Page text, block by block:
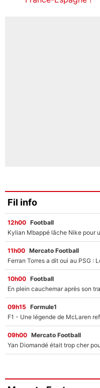
Fil info
12h00 Football
11h00 Mercato Football
10h00 Football
09h15 Formule1
09h00 Mercato Football